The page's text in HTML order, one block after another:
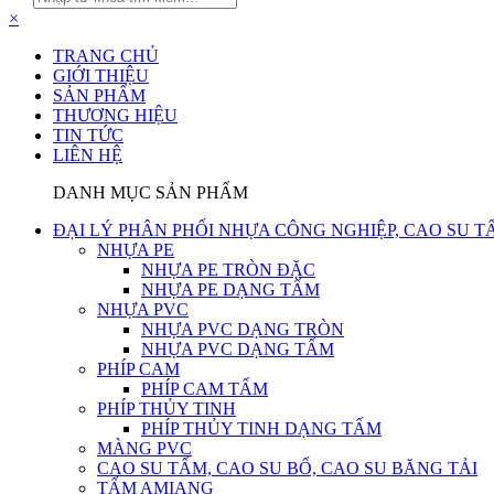
×
TRANG CHỦ
GIỚI THIỆU
SẢN PHẨM
THƯƠNG HIỆU
TIN TỨC
LIÊN HỆ
DANH MỤC SẢN PHẨM
ĐẠI LÝ PHÂN PHỐI NHỰA CÔNG NGHIỆP, CAO SU
NHỰA PE
NHỰA PE TRÒN ĐẶC
NHỰA PE DẠNG TẤM
NHỰA PVC
NHỰA PVC DẠNG TRÒN
NHỰA PVC DẠNG TẤM
PHÍP CAM
PHÍP CAM TẤM
PHÍP THỦY TINH
PHÍP THỦY TINH DẠNG TẤM
MÀNG PVC
CAO SU TẤM, CAO SU BỐ, CAO SU BĂNG TẢI
TẤM AMIANG